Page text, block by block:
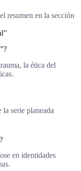
resumen en la sección
la ética del
serie planeada
en identidades